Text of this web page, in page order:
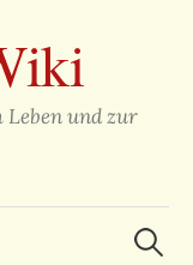
Leben und zur
Suchen
nach: